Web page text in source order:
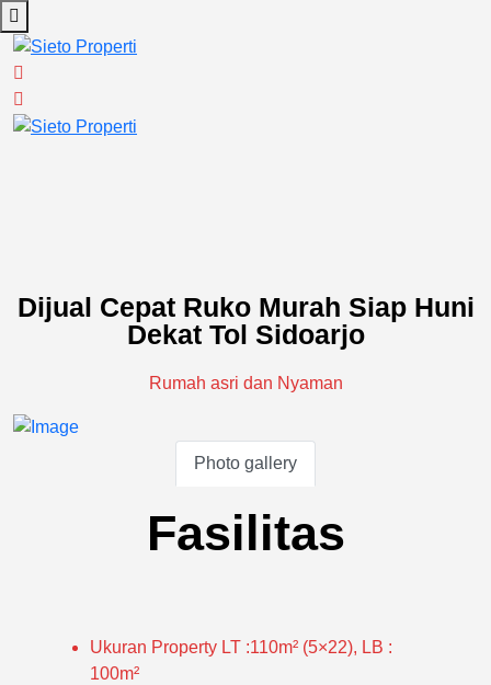
Dijual Cepat Ruko Murah Siap Huni
Dekat Tol Sidoarjo
Rumah asri dan Nyaman
Photo gallery
Fasilitas
Ukuran Property LT :110m² (5×22), LB :
100m²